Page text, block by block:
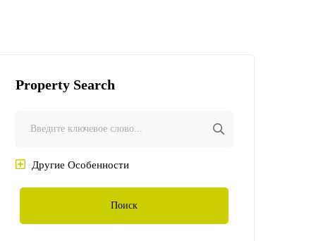
Property Search
Другие Особенности
Поиск